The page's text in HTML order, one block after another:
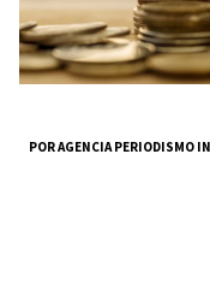
POR AGENCIA PERIODISMO